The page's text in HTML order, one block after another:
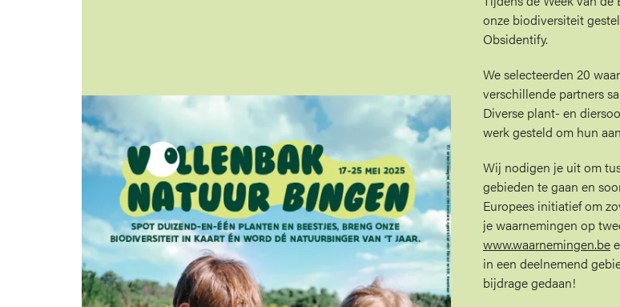
Afbeelding
onze biodiversiteit
Obsidentify.
We selecteerden 20
verschillende partners
Diverse plant- en
werk gesteld om hun
Wij nodigen je uit om
gebieden te gaan en
Europees initiatief om
je waarnemingen op
www.waarnemingen.be
in een deelnemend
bijdrage gedaan!